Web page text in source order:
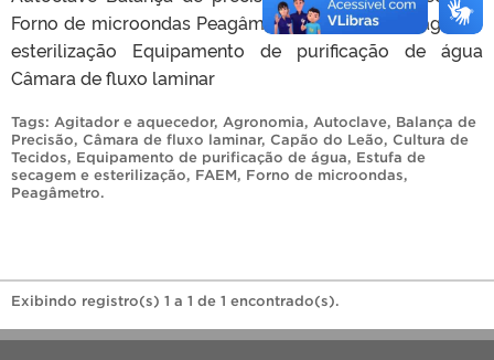
Forno de microondas Peagâmetro Estufa de secagem e
esterilização Equipamento de purificação de água
Câmara de fluxo laminar
Tags: Agitador e aquecedor, Agronomia, Autoclave, Balança de
Precisão, Câmara de fluxo laminar, Capão do Leão, Cultura de
Tecidos, Equipamento de purificação de água, Estufa de
secagem e esterilização, FAEM, Forno de microondas,
Peagâmetro.
Exibindo registro(s) 1 a 1 de 1 encontrado(s).